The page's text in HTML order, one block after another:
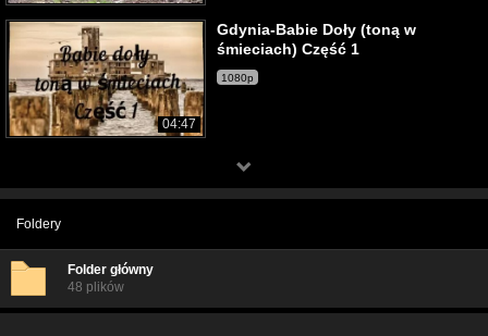
04:47
Gdynia-Babie Doły (toną w
śmieciach) Część 1
1080p
Foldery
Folder główny
48 plików